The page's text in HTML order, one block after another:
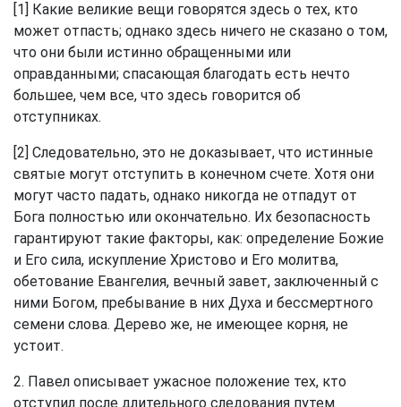
[1] Какие великие вещи говорятся здесь о тех, кто
может отпасть; однако здесь ничего не сказано о том,
что они были истинно обращенными или
оправданными; спасающая благодать есть нечто
большее, чем все, что здесь говорится об
отступниках.
[2] Следовательно, это не доказывает, что истинные
святые могут отступить в конечном счете. Хотя они
могут часто падать, однако никогда не отпадут от
Бога полностью или окончательно. Их безопасность
гарантируют такие факторы, как: определение Божие
и Его сила, искупление Христово и Его молитва,
обетование Евангелия, вечный завет, заключенный с
ними Богом, пребывание в них Духа и бессмертного
семени слова. Дерево же, не имеющее корня, не
устоит.
2. Павел описывает ужасное положение тех, кто
отступил после длительного следования путем